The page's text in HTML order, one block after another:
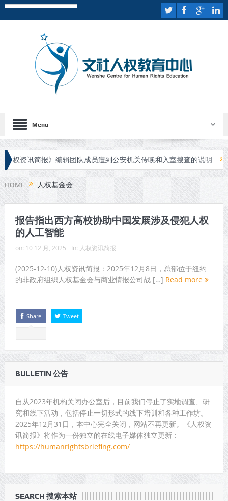
Menu
资讯简报》编辑团队成员遭到公安机关传唤和入室搜查的说明
进行庭审
HOME 人权基金会
报告指出西方高校协助中国发展涉及侵犯人权
的人工智能
on: 10 12 月, 2025 In: 人权资讯简报
(2025-12-10)人权资讯简报：2025年12月8日，总部位于纽约
的非政府组织人权基金会与商业情报公司战 […] Read more
Share Tweet
BULLETIN 公告
自从2023年机构关闭办公室后，目前我们停止了实地调查、研
究和线下活动，包括停止一切形式的线下培训和各种工作坊。
2025年12月31日，本中心完全关闭，网站不再更新。《人权资
讯简报》将作为一份独立的在线电子媒体独立更新：
https://humanrightsbriefing.com/
SEARCH 搜索本站